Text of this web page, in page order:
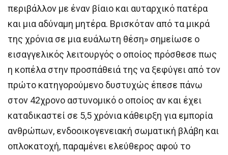
περιβάλλον με έναν βίαιο και αυταρχικό πατέρα
και μια αδύναμη μητέρα. Βρισκόταν από τα μικρά
της χρόνια σε μια ευάλωτη θέση» σημείωσε ο
εισαγγελικός λειτουργός ο οποίος πρόσθεσε πως
η κοπέλα στην προσπάθειά της να ξεφύγει από τον
πρώτο κατηγορούμενο δυστυχώς έπεσε πάνω
στον 42χρονο αστυνομικό ο οποίος αν και έχει
καταδικαστεί σε 5,5 χρόνια κάθειρξη για εμπορία
ανθρώπων, ενδοοικογενειακή σωματική βλάβη και
οπλοκατοχή, παραμένει ελεύθερος αφού το